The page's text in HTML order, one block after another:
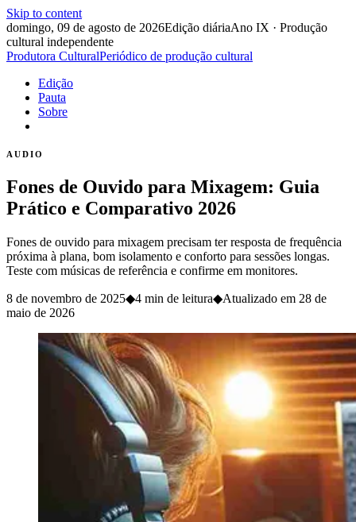
Skip to content
domingo, 09 de agosto de 2026Edição diáriaAno IX · Produção
cultural independente
Produtora CulturalPeriódico de produção cultural
Edição
Pauta
Sobre
AUDIO
Fones de Ouvido para Mixagem: Guia
Prático e Comparativo 2026
Fones de ouvido para mixagem precisam ter resposta de frequência
próxima à plana, bom isolamento e conforto para sessões longas.
Teste com músicas de referência e confirme em monitores.
8 de novembro de 2025◆4 min de leitura◆Atualizado em 28 de
maio de 2026